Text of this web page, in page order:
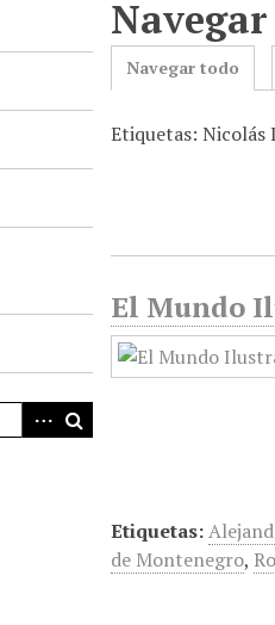
Navegar todo
Etiquetas:
El Mundo
Etiquetas:
de Montenegro,